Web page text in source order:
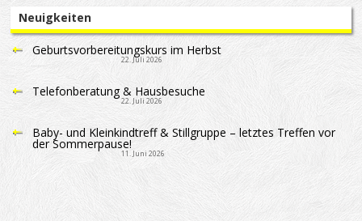
Neuigkeiten
Geburtsvorbereitungskurs im Herbst
22. Juli 2026
Telefonberatung & Hausbesuche
22. Juli 2026
Baby- und Kleinkindtreff & Stillgruppe – letztes Treffen vor
der Sommerpause!
11. Juni 2026